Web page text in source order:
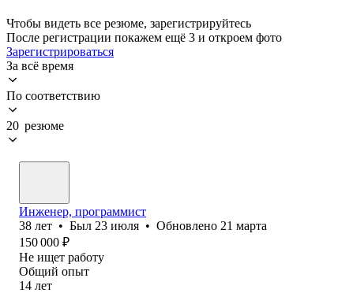
Чтобы видеть все резюме, зарегистрируйтесь
После регистрации покажем ещё 3 и откроем фото
Зарегистрироваться
За всё время
По соответствию
20 резюме
Инженер, программист
38 лет • Был 23 июля • Обновлено 21 марта
150 000 ₽
Не ищет работу
Общий опыт
14 лет